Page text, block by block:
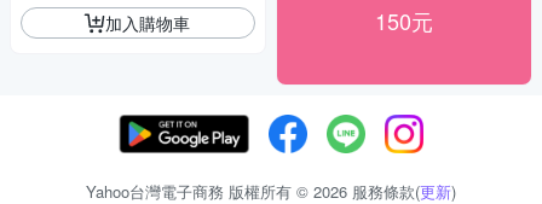
加入購物車 150元
Yahoo台灣電子商務 版權所有 © 2026 服務條款(更新)